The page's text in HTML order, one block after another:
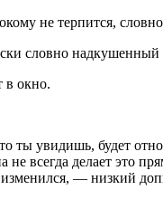
не терпится, словно
надкушенный
в окно.
ты увидишь, будет
всегда делает это
изменился, — низкий